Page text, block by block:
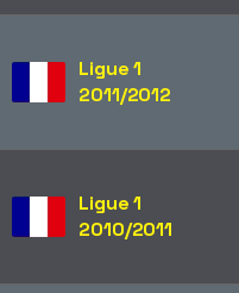
Ligue 1
2011/2012
Ligue 1
2010/2011